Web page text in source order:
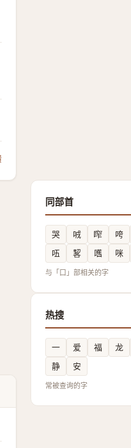
同部首
哭 㖅 鿽 咵
㕶
㗉 嚿 咪
与「口」部相关的字
热搜
一 爱 福 龙
静
安
常被查询的字